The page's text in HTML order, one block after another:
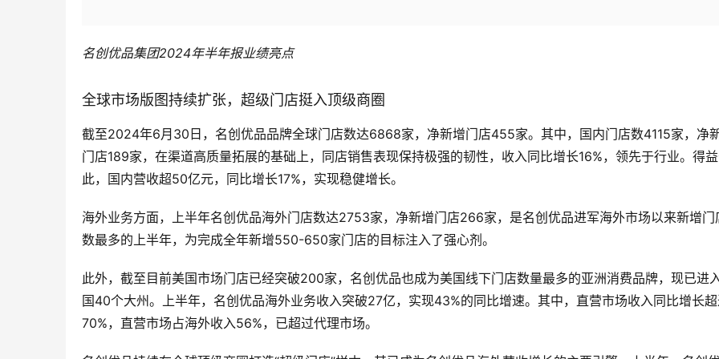
名创优品集团2024年半年报业绩亮点
全球市场版图持续扩张，超级门店挺入顶级商圈
截至2024年6月30日，名创优品品牌全球门店数达6868家，净新增门店455家。其中，国内门店数4115家，净
门店189家，在渠道高质量拓展的基础上，同店销售表现保持极强的韧性，收入同比增长16%，领先于行业。得
此，国内营收超50亿元，同比增长17%，实现稳健增长。
海外业务方面，上半年名创优品海外门店数达2753家，净新增门店266家，是名创优品进军海外市场以来新增门
数最多的上半年，为完成全年新增550-650家门店的目标注入了强心剂。
此外，截至目前美国市场门店已经突破200家，名创优品也成为美国线下门店数量最多的亚洲消费品牌，现已进
国40个大州。上半年，名创优品海外业务收入突破27亿，实现43%的同比增速。其中，直营市场收入同比增长
70%，直营市场占海外收入56%，已超过代理市场。